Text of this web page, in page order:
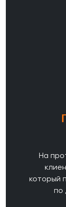
На
который
по